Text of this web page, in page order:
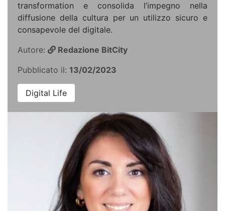
transformation e consolida l’impegno nella
diffusione della cultura per un utilizzo sicuro e
consapevole del digitale.
Autore:
Redazione BitCity
Pubblicato il: 13/02/2023
Digital Life